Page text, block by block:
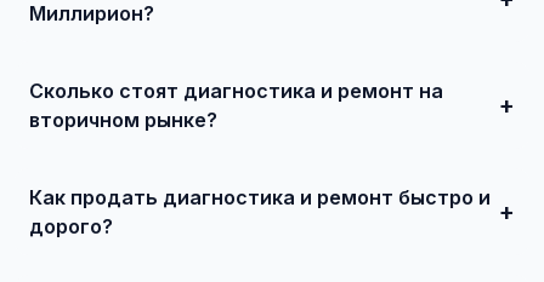
Миллирион?
встрече и совершите сделку. Для дорогих автомобилей
рекомендуется провести независимую экспертизу.
Сколько стоят диагностика и ремонт на
вторичном рынке?
представлены предложения от 50 000 ₽ до нескольких
миллионов рублей.
Как продать диагностика и ремонт быстро и
дорого?